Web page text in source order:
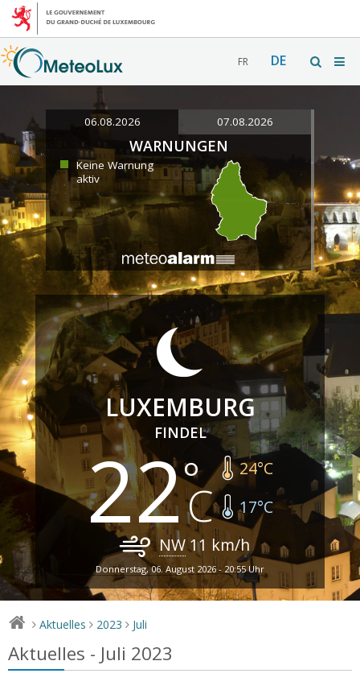
FR DE
06.08.2026 07.08.2026
WARNUNGEN
Keine Warnung
aktiv
LUXEMBURG
FINDEL
22 24°C
17°C
NW11 km/h
Donnerstag, 06. August 2026 - 20:55 Uhr
> Aktuelles > 2023 > Juli
Aktuelles - Juli 2023